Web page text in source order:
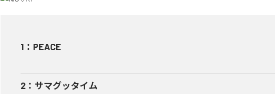
1 ： PEACE
2 ： サマグッタイム